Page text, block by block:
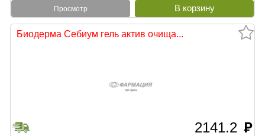
Просмотр
Биодерма Себиум гель актив очища...
2141.2 руб